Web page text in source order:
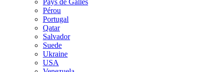
Pays de Galles
Pérou
Portugal
Qatar
Salvador
Suede
Ukraine
USA